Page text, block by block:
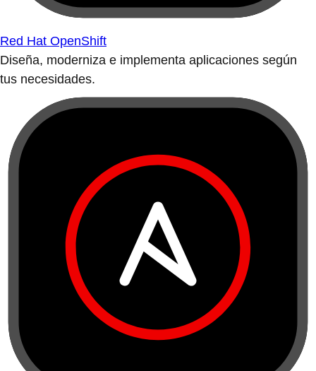
Red Hat OpenShift
Diseña, moderniza e implementa aplicaciones según
tus necesidades.